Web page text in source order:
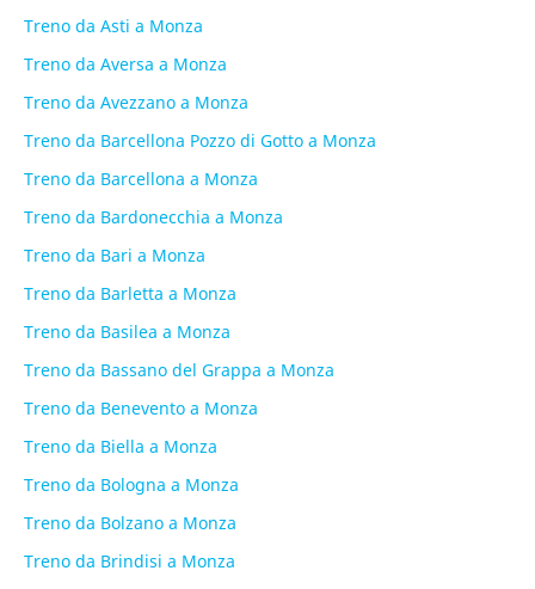
Treno da Asti a Monza
Treno da Aversa a Monza
Treno da Avezzano a Monza
Treno da Barcellona Pozzo di Gotto a Monza
Treno da Barcellona a Monza
Treno da Bardonecchia a Monza
Treno da Bari a Monza
Treno da Barletta a Monza
Treno da Basilea a Monza
Treno da Bassano del Grappa a Monza
Treno da Benevento a Monza
Treno da Biella a Monza
Treno da Bologna a Monza
Treno da Bolzano a Monza
Treno da Brindisi a Monza